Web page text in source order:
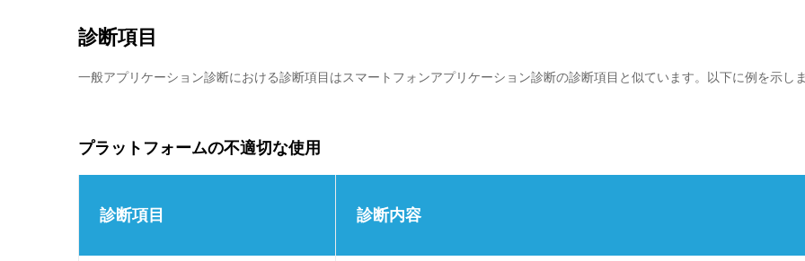
診断項目
一般アプリケーション診断における診断項目はスマートフォンアプリケーション診断の診断項目と似ています。以下に例を示し
プラットフォームの不適切な使用
診断項目 診断内容